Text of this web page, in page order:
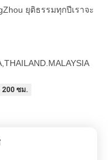
ยุติธรรมทุกปีเราจะ
200 ซม.